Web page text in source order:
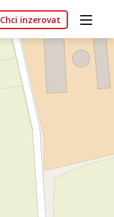
Chci inzerovat